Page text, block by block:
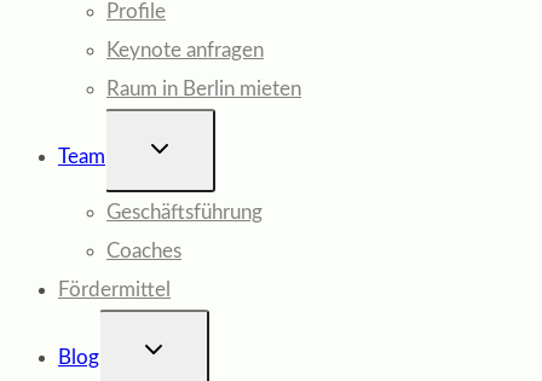
Profile
Keynote anfragen
Raum in Berlin mieten
Team
UNTERMENÜ
Geschäftsführung
Coaches
Fördermittel
Blog
UNTERMENÜ